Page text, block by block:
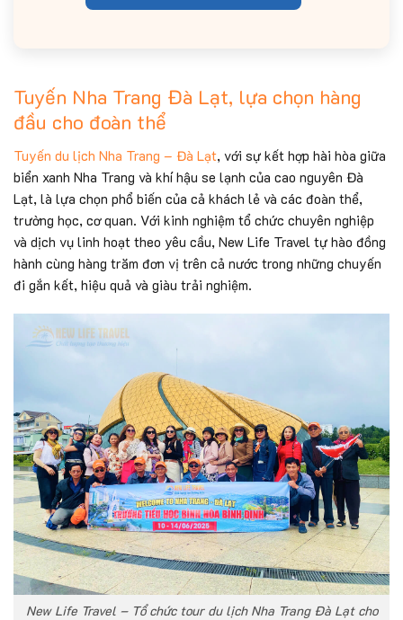
Tuyến Nha Trang Đà Lạt, lựa chọn hàng
đầu cho đoàn thể
Tuyến du lịch Nha Trang – Đà Lạt, với sự kết hợp hài hòa giữa
biển xanh Nha Trang và khí hậu se lạnh của cao nguyên Đà
Lạt, là lựa chọn phổ biến của cả khách lẻ và các đoàn thể,
trường học, cơ quan. Với kinh nghiệm tổ chức chuyên nghiệp
và dịch vụ linh hoạt theo yêu cầu, New Life Travel tự hào đồng
hành cùng hàng trăm đơn vị trên cả nước trong những chuyến
đi gắn kết, hiệu quả và giàu trải nghiệm.
New Life Travel – Tổ chức tour du lịch Nha Trang Đà Lạt cho